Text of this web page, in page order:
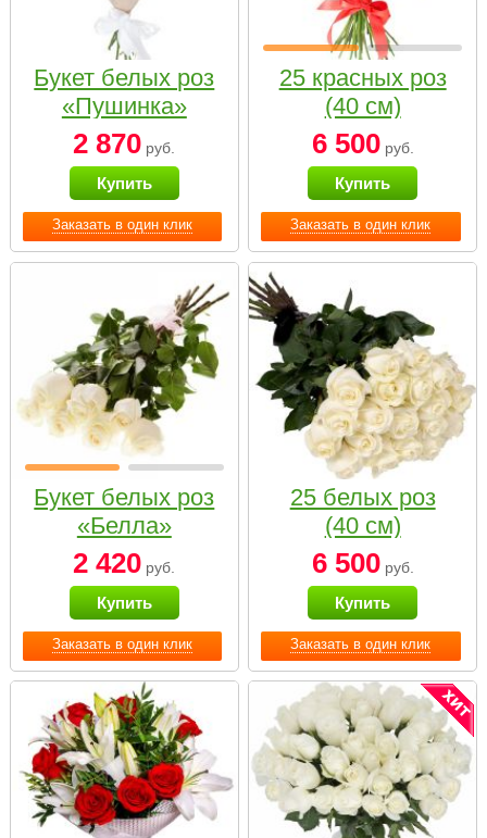
Заказать в один клик
Букет белых роз
«Пушинка»
2 870 руб.
Купить
Заказать в один клик
25 красных роз
(40 см)
6 500руб.
Купить
Заказать в один клик
Букет белых роз
«Белла»
2 420 руб.
Купить
Заказать в один клик
25 белых роз
(40 см)
6 500руб.
Купить